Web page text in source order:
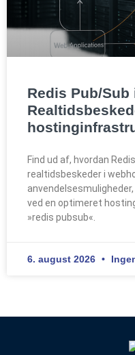
Redis Pub/
Find ud af, hvordan
realtidsbeskeder i
ved en optimeret
»redis pubsub«.
6. august 2026